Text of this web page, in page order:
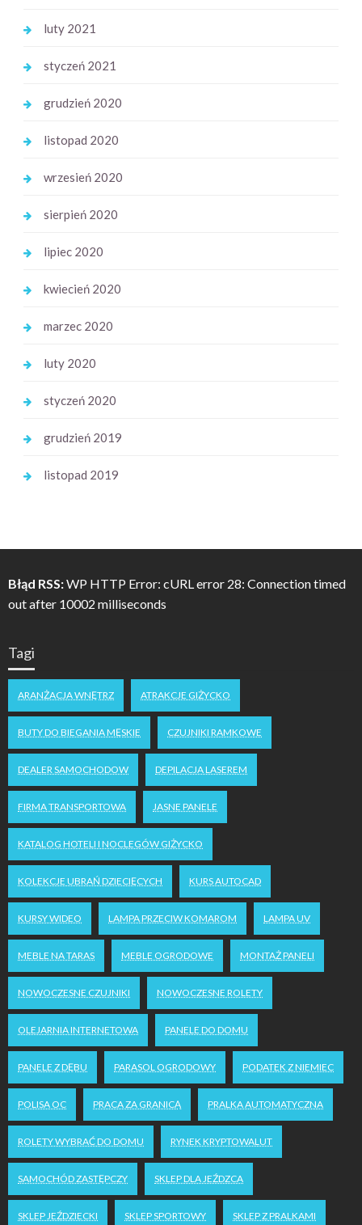
luty 2021
styczeń 2021
grudzień 2020
listopad 2020
wrzesień 2020
sierpień 2020
lipiec 2020
kwiecień 2020
marzec 2020
luty 2020
styczeń 2020
grudzień 2019
listopad 2019
Błąd RSS:WP HTTP Error: cURL error 28: Connection timed
out after 10002 milliseconds
Tagi
ARANŻACJA WNĘTRZ ATRAKCJE GIŻYCKO
BUTY DO BIEGANIA MĘSKIE CZUJNIKI RAMKOWE
DEALER SAMOCHODOW DEPILACJA LASEREM
FIRMA TRANSPORTOWA JASNE PANELE
KATALOG HOTELI I NOCLEGÓW GIŻYCKO
KOLEKCJE UBRAŃ DZIECIĘCYCH KURS AUTOCAD
KURSY WIDEO LAMPA PRZECIW KOMAROM LAMPA UV
MEBLE NA TARAS MEBLE OGRODOWE MONTAŻ PANELI
NOWOCZESNE CZUJNIKI NOWOCZESNE ROLETY
OLEJARNIA INTERNETOWA PANELE DO DOMU
PANELE Z DĘBU PARASOL OGRODOWY PODATEK Z NIEMIEC
POLISA OC PRACA ZA GRANICĄ PRALKA AUTOMATYCZNA
ROLETY WYBRAĆ DO DOMU RYNEK KRYPTOWALUT
SAMOCHÓD ZASTĘPCZY SKLEP DLA JEŹDZCA
SKLEP JEŹDZIECKI SKLEP SPORTOWY SKLEP Z PRALKAMI